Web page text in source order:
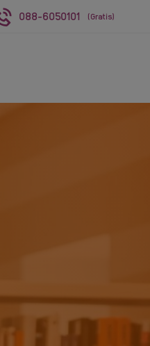
088-6050101 (Gratis)